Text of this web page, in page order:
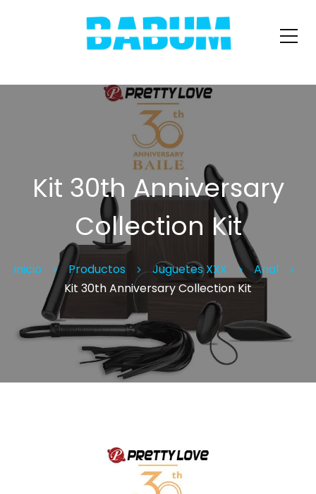
Kit 30th Anniversary
Collection Kit
Inicio Productos Juguetes XXX
Anal
Kit 30th Anniversary Collection Kit